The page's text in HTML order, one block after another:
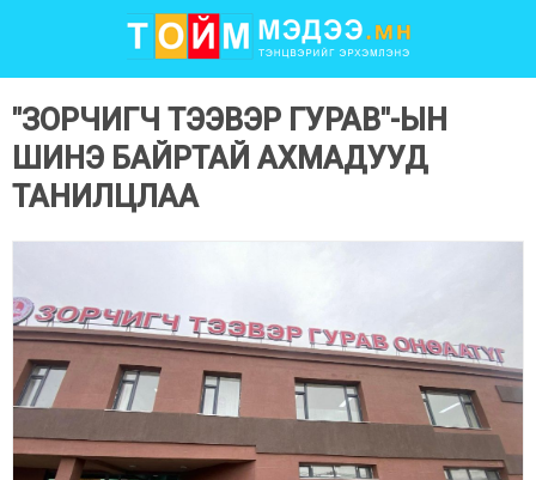
"ЗОРЧИГЧ ТЭЭВЭР ГУРАВ"-ЫН
ШИНЭ БАЙРТАЙ АХМАДУУД
ТАНИЛЦЛАА